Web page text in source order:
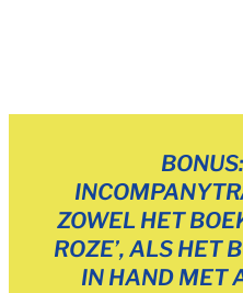
ZOWEL HET
ROZE’, ALS HET
IN HAND MET